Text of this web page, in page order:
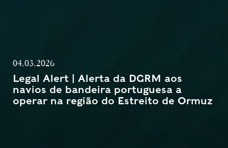
04.03.2026
Legal Alert | Alerta da DGRM aos
navios de bandeira portuguesa a
operar na região do Estreito de Ormuz